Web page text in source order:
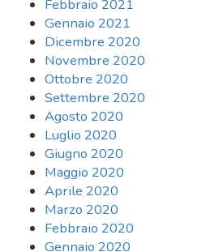
Febbraio 2021
Gennaio 2021
Dicembre 2020
Novembre 2020
Ottobre 2020
Settembre 2020
Agosto 2020
Luglio 2020
Giugno 2020
Maggio 2020
Aprile 2020
Marzo 2020
Febbraio 2020
Gennaio 2020